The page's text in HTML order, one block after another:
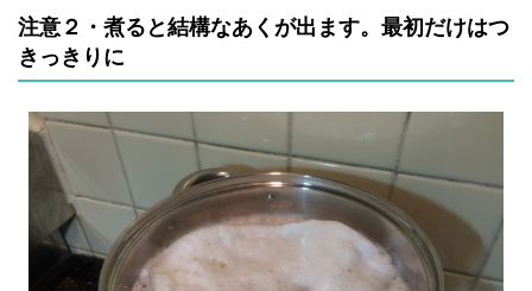
注意２・煮ると結構なあくが出ます。最初だけはつ
きっきりに